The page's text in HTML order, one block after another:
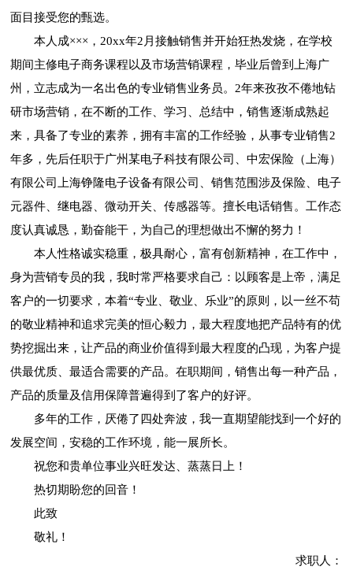
面目接受您的甄选。
本人成×××，20xx年2月接触销售并开始狂热发烧，在学校
期间主修电子商务课程以及市场营销课程，毕业后曾到上海广
州，立志成为一名出色的专业销售业务员。2年来孜孜不倦地钻
研市场营销，在不断的工作、学习、总结中，销售逐渐成熟起
来，具备了专业的素养，拥有丰富的工作经验，从事专业销售2
年多，先后任职于广州某电子科技有限公司、中宏保险（上海）
有限公司上海铮隆电子设备有限公司、销售范围涉及保险、电子
元器件、继电器、微动开关、传感器等。擅长电话销售。工作态
度认真诚恳，勤奋能干，为自己的理想做出不懈的努力！
本人性格诚实稳重，极具耐心，富有创新精神，在工作中，
身为营销专员的我，我时常严格要求自己：以顾客是上帝，满足
客户的一切要求，本着“专业、敬业、乐业”的原则，以一丝不苟
的敬业精神和追求完美的恒心毅力，最大程度地把产品特有的优
势挖掘出来，让产品的商业价值得到最大程度的凸现，为客户提
供最优质、最适合需要的产品。在职期间，销售出每一种产品，
产品的质量及信用保障普遍得到了客户的好评。
多年的工作，厌倦了四处奔波，我一直期望能找到一个好的
发展空间，安稳的工作环境，能一展所长。
祝您和贵单位事业兴旺发达、蒸蒸日上！
热切期盼您的回音！
此致
敬礼！
求职人：